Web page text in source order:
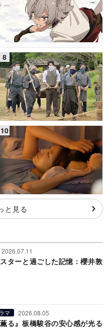
と見る
2026.07.11
ターと過ごした記憶：櫻井敦
マ 2026.08.05
薫る』板橋駿谷の安心感が光る